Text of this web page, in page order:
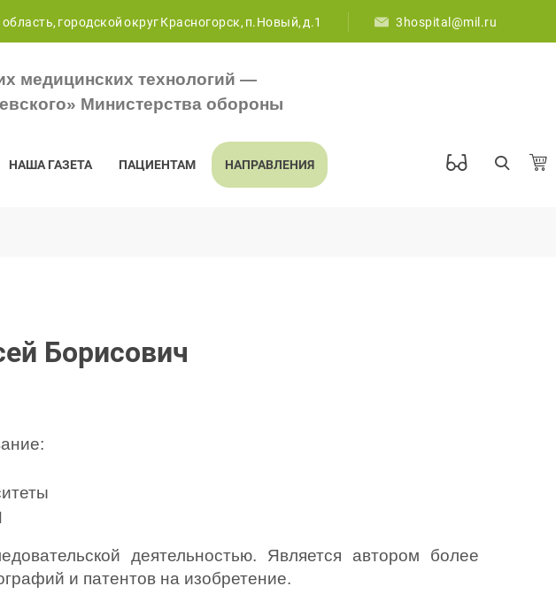
городской округ Красногорск, п.Новый, д.1 3hospital@mil.ru
медицинских технологий —
Министерства обороны
НАША ГАЗЕТА ПАЦИЕНТАМ НАПРАВЛЕНИЯ
Борисович
деятельностью. Является автором более
и патентов на изобретение.